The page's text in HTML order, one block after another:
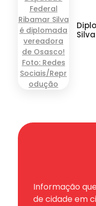
Informação
de cidade em